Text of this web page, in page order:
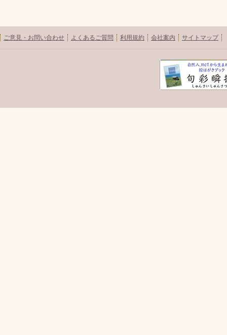
ご意見・お問い合わせ よくあるご質問 利用規約 会社案内 サイトマップ